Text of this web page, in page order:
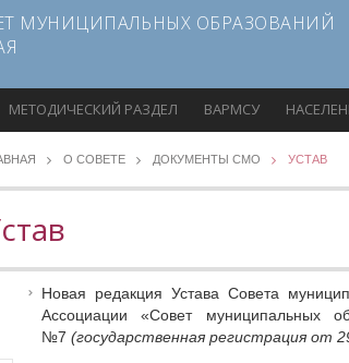
МУНИЦИПАЛЬНЫХ ОБРАЗОВАНИЙ
МЕТОДИЧЕСКИЙ РАЗДЕЛ ВАРМСУ
О СОВЕТЕ ДОКУМЕНТЫ CMO УСТАВ
Новая редакция Устава Совета
Ассоциации «Совет муниципальных
№7 (государственная регистрация от